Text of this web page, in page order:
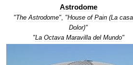
Astrodome
"The Astrodome", "House of Pain (La casa
Dolor)"
"La Octava Maravilla del Mundo"